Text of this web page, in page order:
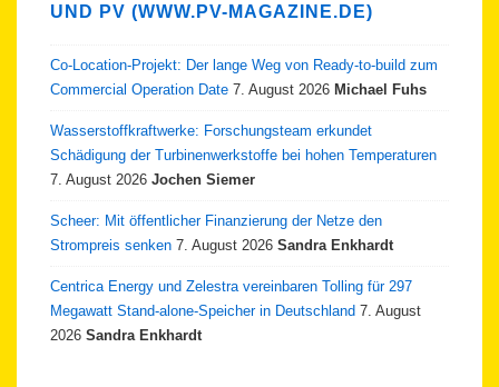
UND PV (WWW.PV-MAGAZINE.DE)
Co-Location-Projekt: Der lange Weg von Ready-to-build zum
Commercial Operation Date 7. August 2026 Michael Fuhs
Wasserstoffkraftwerke: Forschungsteam erkundet
Schädigung der Turbinenwerkstoffe bei hohen Temperaturen
7. August 2026 Jochen Siemer
Scheer: Mit öffentlicher Finanzierung der Netze den
Strompreis senken 7. August 2026 Sandra Enkhardt
Centrica Energy und Zelestra vereinbaren Tolling für 297
Megawatt Stand-alone-Speicher in Deutschland 7. August
2026 Sandra Enkhardt